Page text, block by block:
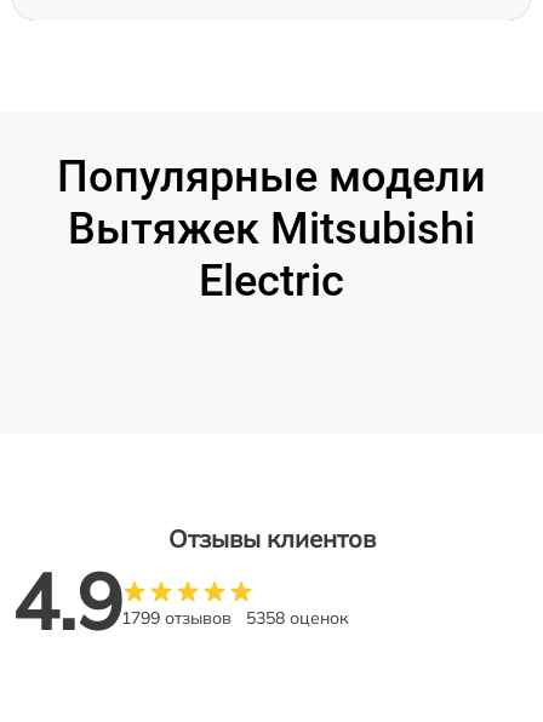
Популярные модели
Вытяжек Mitsubishi
Electric
Отзывы клиентов
4.91799 отзывов 5358 оценок